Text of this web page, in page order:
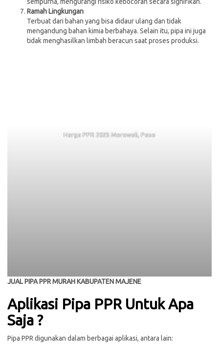
Ramah Lingkungan
Terbuat dari bahan yang bisa didaur ulang dan tidak
mengandung bahan kimia berbahaya. Selain itu, pipa ini juga
tidak menghasilkan limbah beracun saat proses produksi.
Harga PPR 2025 Morowali, Poso
JUAL PIPA PPR MURAH KABUPATEN MAJENE
Aplikasi Pipa PPR Untuk Apa
Saja ?
Pipa PPR digunakan dalam berbagai aplikasi, antara lain: